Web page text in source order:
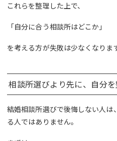
これらを整理した上で、
「自分に合う相談所はどこか」
を考える方が失敗は少なくなりま
相談所選びより先に、自分
結婚相談所選びで後悔しない人は
る人ではありません。